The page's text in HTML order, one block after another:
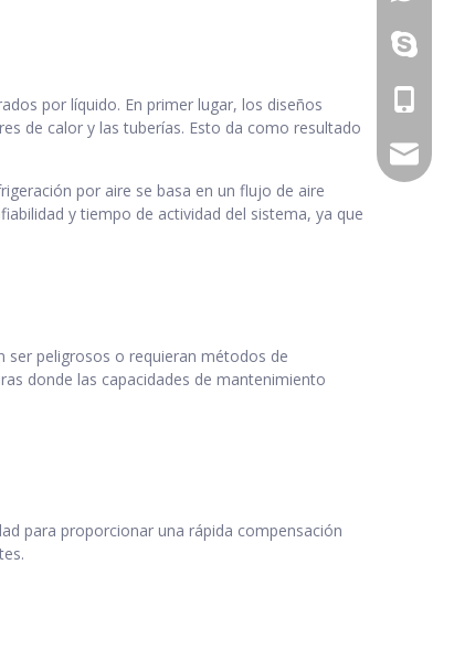
por líquido. En primer lugar, los diseños
de calor y las tuberías. Esto da como resultado
por aire se basa en un flujo de aire
y tiempo de actividad del sistema, ya que
ser peligrosos o requieran métodos de
donde las capacidades de mantenimiento
para proporcionar una rápida compensación
zhwld08